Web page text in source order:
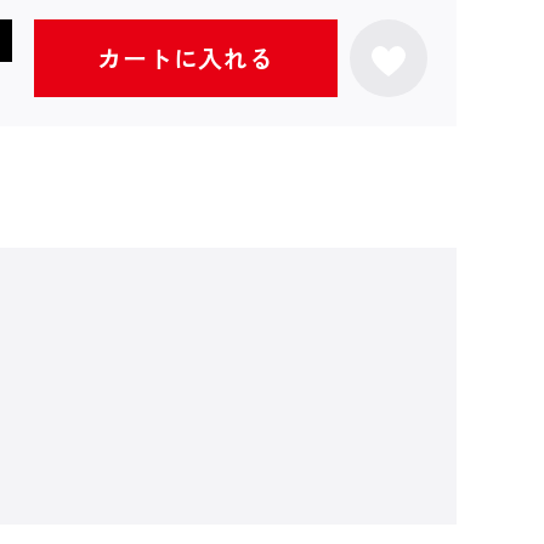
カートに入れる